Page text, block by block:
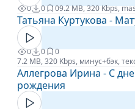
0 0 09.2 MB, 320 Kbps,
Татьяна Куртукова -
0 0
0
7.2 MB, 320 Kbps, минус+бэк,
Аллегрова Ирина - С
рождения